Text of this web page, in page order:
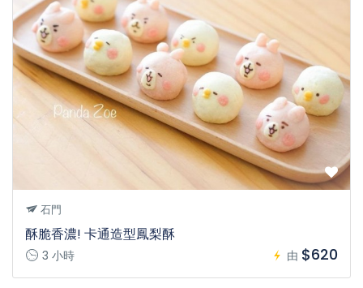
石門
酥脆香濃! 卡通造型鳳梨酥
3 小時 由 $620